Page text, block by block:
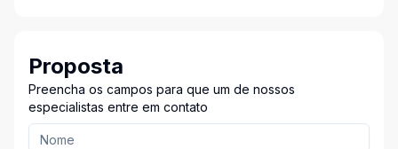
Proposta
Preencha os campos para que um de nossos
especialistas entre em contato